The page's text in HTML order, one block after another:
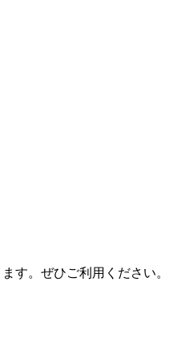
す。ぜひご利用ください。